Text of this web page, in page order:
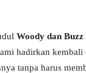
Woody dan
hadirkan kembali
tanpa harus